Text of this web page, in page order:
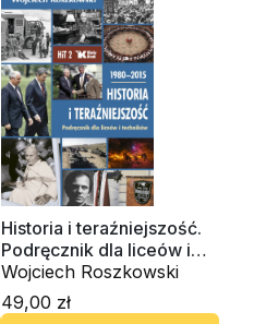
Historia i teraźniejszość.
Podręcznik dla liceów i
techników. Klasa 2. 1980-
2015
Wojciech Roszkowski
49,00 zł